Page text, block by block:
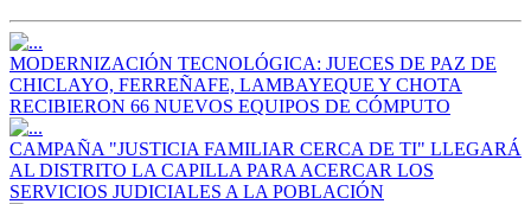
MODERNIZACIÓN TECNOLÓGICA: JUECES DE PAZ DE
CHICLAYO, FERREÑAFE, LAMBAYEQUE Y CHOTA
RECIBIERON 66 NUEVOS EQUIPOS DE CÓMPUTO
CAMPAÑA "JUSTICIA FAMILIAR CERCA DE TI" LLEGARÁ
AL DISTRITO LA CAPILLA PARA ACERCAR LOS
SERVICIOS JUDICIALES A LA POBLACIÓN